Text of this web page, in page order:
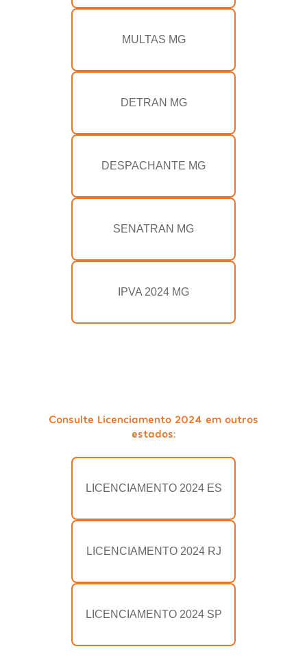
MULTAS MG
DETRAN MG
DESPACHANTE MG
SENATRAN MG
IPVA 2024 MG
Consulte Licenciamento 2024 em outros
estados:
LICENCIAMENTO 2024 ES
LICENCIAMENTO 2024 RJ
LICENCIAMENTO 2024 SP